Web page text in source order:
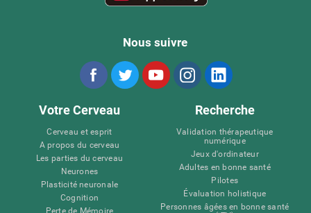
Nous suivre
Votre Cerveau
Cerveau et esprit
A propos du cerveau
Les parties du cerveau
Neurones
Plasticité neuronale
Cognition
Perte de Mémoire
Recherche
Validation thérapeutique
numérique
Jeux d'ordinateur
Adultes en bonne santé
Pilotes
Évaluation holistique
Personnes âgées en bonne santé